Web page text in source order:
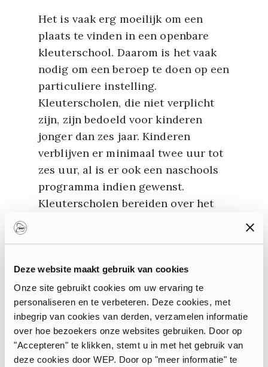
Deze website maakt gebruik van cookies
Onze site gebruikt cookies om uw ervaring te
personaliseren en te verbeteren. Deze cookies, met
inbegrip van cookies van derden, verzamelen informatie
over hoe bezoekers onze websites gebruiken. Door op
"Accepteren" te klikken, stemt u in met het gebruik van
deze cookies door WEP. Door op "meer informatie" te
Het is vaak erg moeilijk om een
plaats te vinden in een openbare
kleuterschool. Daarom is het vaak
nodig om een beroep te doen op een
particuliere instelling.
Kleuterscholen, die niet verplicht
zijn, zijn bedoeld voor kinderen
jonger dan zes jaar. Kinderen
verblijven er minimaal twee uur tot
zes uur, al is er ook een naschools
programma indien gewenst.
Kleuterscholen bereiden over het
02
Elementary School (lagere
school)